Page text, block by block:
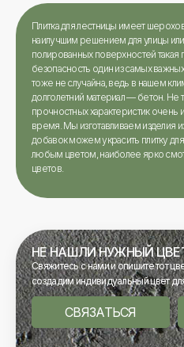
Плитка для лестницы имеет
наилучшим решением для улицы
полированных поверхностей такая
безопасность один из самых
тоже не случайна, ведь в нашем
долголетний материал — бетон. Не
прочностных характеристик
время. Мы изготавливаем изделия
добавок можем украсить плитку
любым цветом, наиболее ярко
цветов.
НЕ НАШЛИ НУЖНЫЙ
Свяжитесь с нами и опишите тот
создадим индивидуальный цвет
СВЯЗАТЬСЯ